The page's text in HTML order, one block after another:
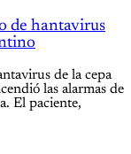
de hantavirus
de la cepa
las alarmas de
El paciente,